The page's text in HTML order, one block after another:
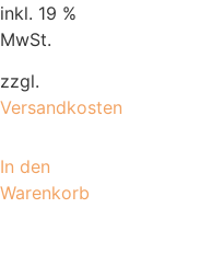
inkl. 19 %
MwSt.
zzgl.
Versandkosten
In den
Warenkorb